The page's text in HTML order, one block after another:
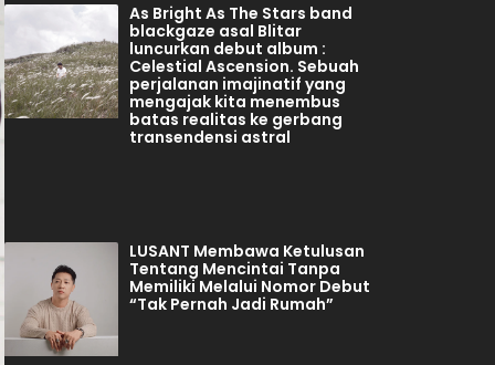
As Bright As The Stars band
blackgaze asal Blitar
luncurkan debut album :
Celestial Ascension. Sebuah
perjalanan imajinatif yang
mengajak kita menembus
batas realitas ke gerbang
transendensi astral
LUSANT Membawa Ketulusan
Tentang Mencintai Tanpa
Memiliki Melalui Nomor Debut
“Tak Pernah Jadi Rumah”